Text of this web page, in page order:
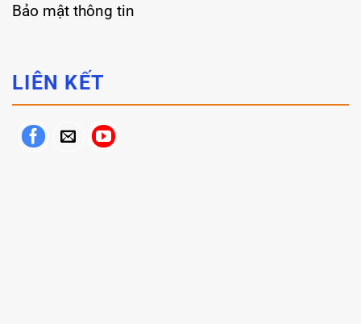
Bảo mật thông tin
LIÊN KẾT